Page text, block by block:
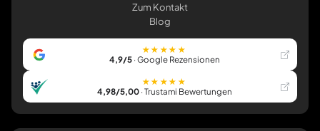
Zum Kontakt
Blog
★★★★★
4,9/5· Google Rezensionen
★★★★★
4,98/5,00· Trustami Bewertungen